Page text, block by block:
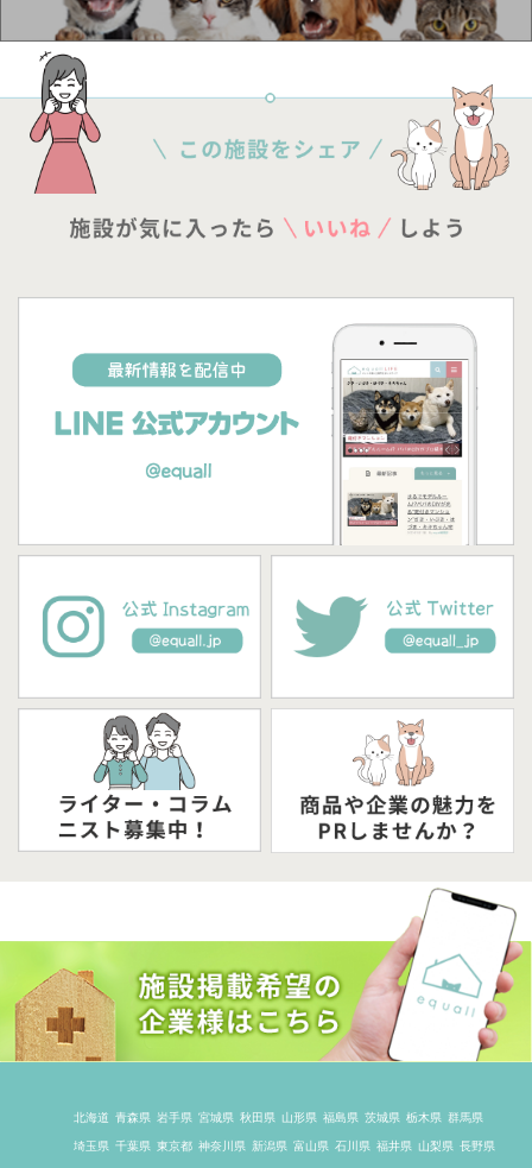
北海道 青森県 岩手県 宮城県 秋田県 山形県 福島県 茨城県 栃木県 群馬県
埼玉県 千葉県 東京都 神奈川県 新潟県 富山県 石川県 福井県 山梨県 長野県